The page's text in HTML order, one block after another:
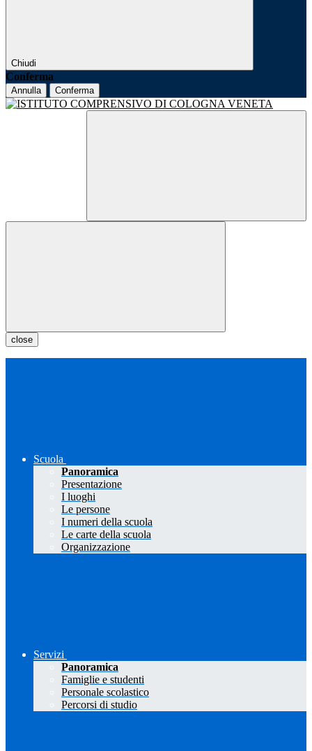
Chiudi
Conferma
Annulla Conferma
close
Scuola
Panoramica
Presentazione
I luoghi
Le persone
I numeri della scuola
Le carte della scuola
Organizzazione
Servizi
Panoramica
Famiglie e studenti
Personale scolastico
Percorsi di studio